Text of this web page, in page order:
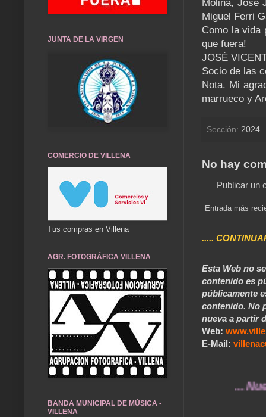
Molina, José
Miguel Ferri
Como la vida
que fuera!
JOSÉ
Socio de las
Nota. Mi
marrueco y
Sección: 2024
No hay
Publicar un
Entrada más
.....
Esta Web no
contenido es
públicamente
contenido. No
nueva a partir
Web:
E-Mail:
... Nuestros
JUNTA DE LA VIRGEN
COMERCIO DE VILLENA
Tus compras en Villena
AGR. FOTOGRÁFICA VILLENA
BANDA MUNICIPAL DE MÚSICA -
VILLENA